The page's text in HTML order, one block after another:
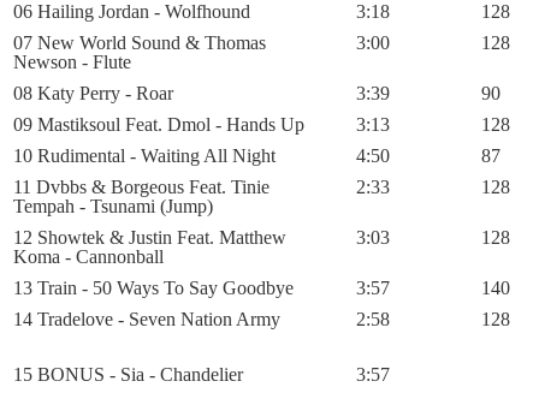
06 Hailing Jordan - Wolfhound
3:18
128
07 New World Sound & Thomas
Newson - Flute
3:00 128
08 Katy Perry - Roar 3:39
90
09 Mastiksoul Feat. Dmol - Hands Up
3:13
128
10 Rudimental - Waiting All Night
4:50
87
11 Dvbbs & Borgeous Feat. Tinie
Tempah - Tsunami (Jump)
2:33 128
12 Showtek & Justin Feat. Matthew
Koma - Cannonball
3:03 128
13 Train - 50 Ways To Say Goodbye 3:57
140
14 Tradelove - Seven Nation Army
2:58 128
15 BONUS - Sia - Chandelier 3:57